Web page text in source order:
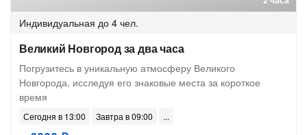
Индивидуальная до 4 чел.
Великий Новгород за два часа
Погрузитесь в уникальную атмосферу Великого
Новгорода, исследуя его знаковые места за короткое
время
Сегодня в 13:00
Завтра в 09:00